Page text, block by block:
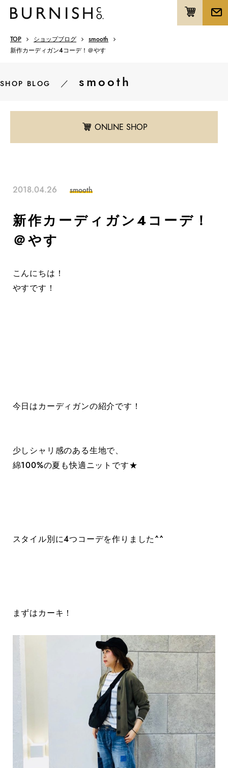
TOP ショップブログ
smooth
新作カーディガン4コーデ！＠やす
SHOP BLOG ／ smooth
ONLINE SHOP
2018.04.26 smooth
新作カーディガン4コーデ！
＠やす
こんにちは！
やすです！
今日はカーディガンの紹介です！
少しシャリ感のある生地で、
綿100%の夏も快適ニットです★
スタイル別に4つコーデを作りました^^
まずはカーキ！